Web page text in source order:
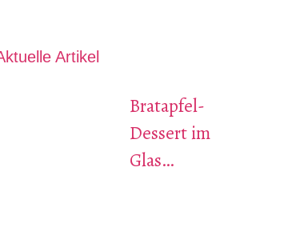
Artikel
Bratapfel-
Dessert im
Glas…